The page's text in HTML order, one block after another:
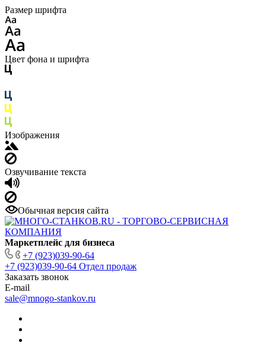
Размер шрифта
Цвет фона и шрифта
Изображения
Озвучивание текста
Обычная версия сайта
Маркетплейс для бизнеса
+7 (923)039-90-64
+7 (923)039-90-64 Отдел продаж
Заказать звонок
E-mail
sale@mnogo-stankov.ru